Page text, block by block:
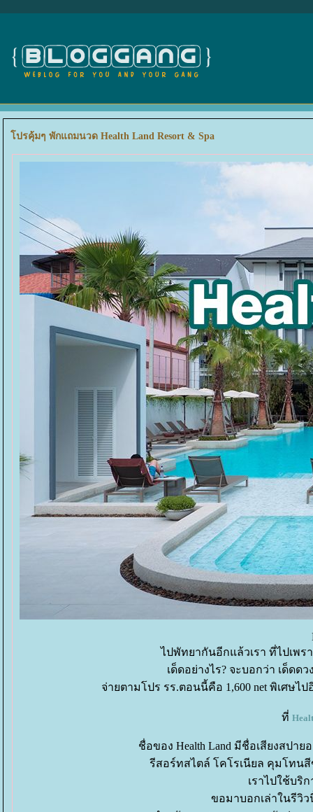
ปรคุ้มๆ พักแถมนวด Health Land Resort & Spa
ไปพัทยากันอีกแล้วเรา ที่ไปเพร
เด็ดอย่างไร? จะบอกว่า เด็ด
จ่ายตามโปร รร.ตอนนี้คือ 1,600 net พิเศษไ
ที่
ชื่อของ Health Land มีชื่อเสียงสปา
รีสอร์ทสไตล์ โคโรเนียล คุมโทน
เราไปใช้บริ
ขอมาบอกเล่าในรีวิ